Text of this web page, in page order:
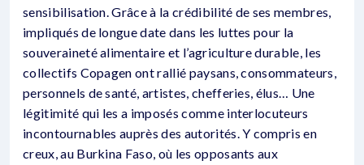
sensibilisation. Grâce à la crédibilité de ses membres,
impliqués de longue date dans les luttes pour la
souveraineté alimentaire et l’agriculture durable, les
collectifs Copagen ont rallié paysans, consommateurs,
personnels de santé, artistes, chefferies, élus… Une
légitimité qui les a imposés comme interlocuteurs
incontournables auprès des autorités. Y compris en
creux, au Burkina Faso, où les opposants aux